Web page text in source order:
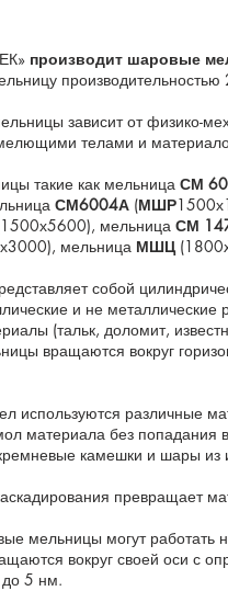
производит шаровые
зависит от физико-
телами и
такие как мельница СМ
СМ6004А (МШР
мельница СМ
мельница МШЦ
собой
и не
(тальк, доломит,
вращаются вокруг
используются различные
материала без попадания
камешки и шары
превращает
мельницы могут работать
вокруг своей оси с
5 нм.